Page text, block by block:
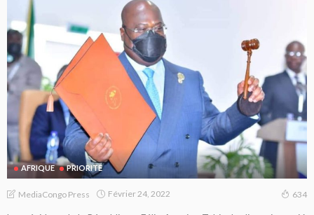
AFRIQUE PRIORITE
MediaCongo Press Février 24, 2022 634